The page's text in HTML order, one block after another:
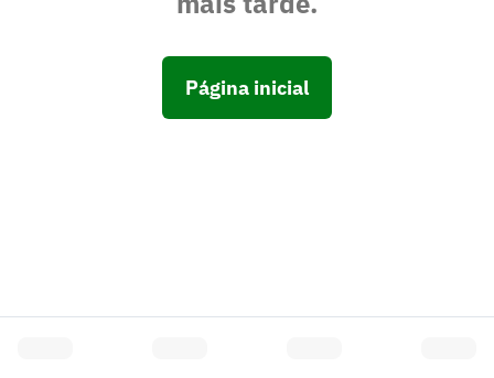
Página inicial